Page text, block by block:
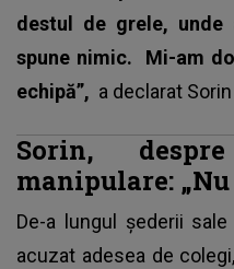
destul de grele,
spune nimic. Mi-am
echipă”, a declarat
Sorin,
manipulare: „Nu
De-a lungul șederii
acuzat adesea de